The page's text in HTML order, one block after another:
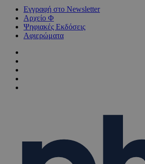
Εγγραφή στο Newsletter
Αρχείο Φ
Ψηφιακές Εκδόσεις
Αφιερώματα